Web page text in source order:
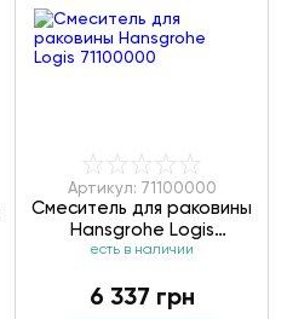
Артикул: 71100000
Смеситель для раковины
Hansgrohe Logis
71100000
есть в наличии
6 337 грн